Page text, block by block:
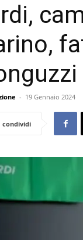
- 19 Gennaio 2024
condividi